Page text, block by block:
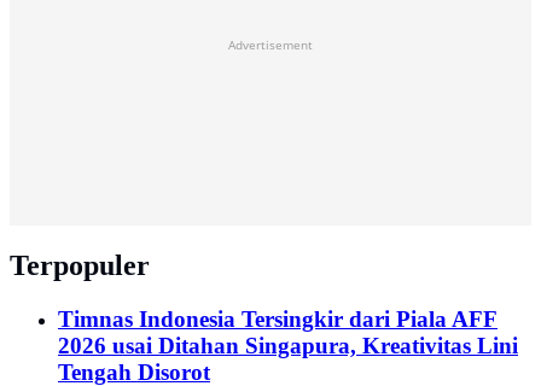
Advertisement
Terpopuler
Timnas Indonesia Tersingkir dari Piala AFF
2026 usai Ditahan Singapura, Kreativitas Lini
Tengah Disorot